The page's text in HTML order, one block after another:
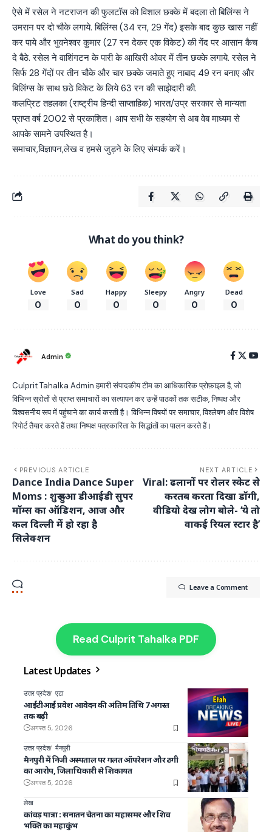
ऐसे में रसेल ने नटराजन की फुलटॉस को विशाल छक्के में बदला तो बिलिंग्स ने
उमरान पर दो चौके लगाये. बिलिंग्स (34 रन, 29 गेंद) इसके बाद कुछ खास नहीं
कर पाये और भुवनेश्वर कुमार (27 रन देकर एक विकेट) की गेंद पर आसान कैच
दे बैठे. रसेल ने वाशिंगटन के पारी के आखिरी ओवर में तीन छक्के लगाये. रसेल ने
सिर्फ 28 गेंदों पर तीन चौके और चार छक्के जमाते हुए नाबाद 49 रन बनाए और
बिलिंग्स के साथ छठे विकेट के लिये 63 रन की साझेदारी की.
कलप्रिट तहलका (राष्ट्रीय हिन्दी साप्ताहिक) भारत/उप्र सरकार से मान्यता
प्राप्त वर्ष 2002 से प्रकाशित। आप सभी के सहयोग से अब वेब माध्यम से
आपके सामने उपस्थित है।
समाचार,विज्ञापन,लेख व हमसे जुड़ने के लिए संम्पर्क करें।
What do you think?
Love
0
Sad
0
Happy
0
Sleepy
0
Angry
0
Dead
0
Admin
Culprit Tahalka Admin हमारी संपादकीय टीम का आधिकारिक प्रोफ़ाइल है, जो
विभिन्न स्रोतों से प्राप्त समाचारों का सत्यापन कर उन्हें पाठकों तक सटीक, निष्पक्ष और
विश्वसनीय रूप में पहुंचाने का कार्य करती है। विभिन्न विषयों पर समाचार, विश्लेषण और विशेष
रिपोर्ट तैयार करते हैं तथा निष्पक्ष पत्रकारिता के सिद्धांतों का पालन करते हैं।
PREVIOUS ARTICLE
Dance India Dance Super
Moms : शुरू हुआ डीआईडी सुपर
मॉम्स का ऑडिशन, आज और
कल दिल्ली में हो रहा है
सिलेक्शन
NEXT ARTICLE
Viral: ढलानों पर रोलर स्केट से
करतब करता दिखा डॉगी,
वीडियो देख लोग बोले- ‘ये तो
वाकई रियल स्टार है’
Leave a Comment
Read Culprit Tahalka PDF
Latest Updates
उत्तर प्रदेश एटा
आईटीआई प्रवेश आवेदन की अंतिम तिथि 7 अगस्त
तक बढ़ी
अगस्त 5, 2026
उत्तर प्रदेश मैनपुरी
मैनपुरी में निजी अस्पताल पर गलत ऑपरेशन और ठगी
का आरोप, जिलाधिकारी से शिकायत
अगस्त 5, 2026
लेख
कांवड़ यात्रा : सनातन चेतना का महासमर और शिव
भक्ति का महाकुंभ